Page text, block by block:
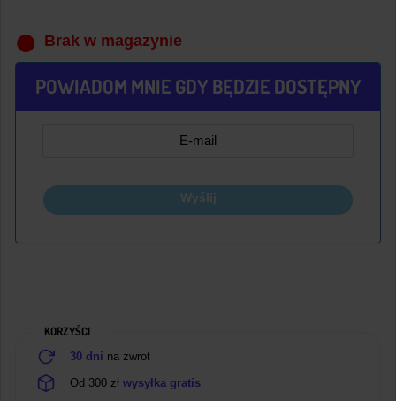
Brak w magazynie
POWIADOM MNIE GDY BĘDZIE DOSTĘPNY
Wyślij
KORZYŚCI
30 dni na zwrot
Od 300 zł wysyłka gratis